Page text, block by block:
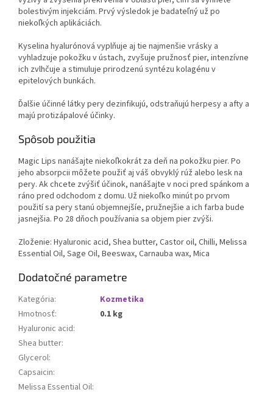
bolestivým injekciám. Prvý výsledok je badateľný už po
niekoľkých aplikáciách.
Kyselina hyalurónová vyplňuje aj tie najmenšie vrásky a
vyhladzuje pokožku v ústach, zvyšuje pružnosť pier, intenzívne
ich zvlhčuje a stimuluje prirodzenú syntézu kolagénu v
epitelových bunkách.
Ďalšie účinné látky pery dezinfikujú, odstraňujú herpesy a afty a
majú protizápalové účinky.
Spôsob použitia
Magic Lips nanášajte niekoľkokrát za deň na pokožku pier. Po
jeho absorpcii môžete použiť aj váš obvyklý rúž alebo lesk na
pery. Ak chcete zvýšiť účinok, nanášajte v noci pred spánkom a
ráno pred odchodom z domu. Už niekoľko minút po prvom
použití sa pery stanú objemnejšíe, pružnejšie a ich farba bude
jasnejšia. Po 28 dňoch používania sa objem pier zvýši.
Zloženie: Hyaluronic acid, Shea butter, Castor oil, Chilli, Melissa
Essential Oil, Sage Oil, Beeswax, Carnauba wax, Mica
Dodatočné parametre
Kategória:
Kozmetika
Hmotnosť:
0.1 kg
Hyaluronic acid:
Shea butter:
Glycerol:
Capsaicin:
Melissa Essential Oil: